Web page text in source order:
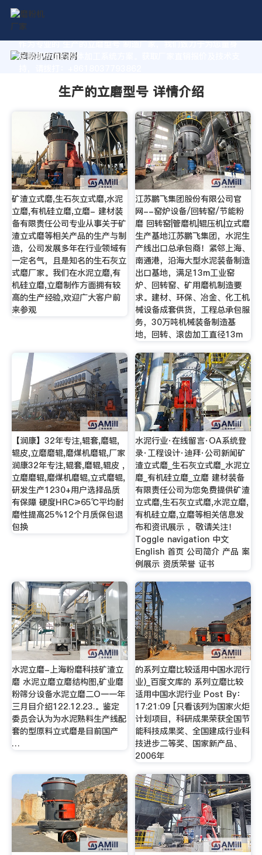
作为专业的 生产的立磨型号 制造厂家，我们致力于为您量身
定制高价值的粉体加工系统方案。获取厂家直销报价及技术支
生产的立磨型号 详情介绍
矿渣立式磨,生石灰立式磨,水泥
立磨,有机硅立磨,立磨- 建材装
备有限责任公司专业从事关于矿
渣立式磨等相关产品的生产与制
造，公司发展多年在行业领域有
一定名气，且是知名的生石灰立
式磨厂家。我们在水泥立磨,有
机硅立磨,立磨制作方面拥有较
高的生产经验,欢迎广大客户前
来参观
江苏鹏飞集团股份有限公司官
网--窑炉设备/回转窑/节能粉
磨 回转窑|管磨机|辊压机|立式磨
生产基地江苏鹏飞集团，水泥生
产线出口总承包商！紧邻上海、
南通港，沿海大型水泥装备制造
出口基地，满足13m工业窑
炉、回转窑、矿用磨机制造要
求。建材、环保、冶金、化工机
械设备成套供货，工程总承包服
务，30万吨机械装备制造基
地，回转、滚齿加工直径13m
【润康】32年专注,辊套,磨辊,
辊皮,立磨磨辊,磨煤机磨辊,厂家
润康32年专注,辊套,磨辊,辊皮 ,
立磨磨辊,磨煤机磨辊,立式磨辊,
研发生产1230+用户选择品质
有保障 硬度HRC≥65℃平均耐
磨性提高25%12个月质保包退
包换
水泥行业·在线留言·OA系统登
录·工程设计·迪拜·公司新闻矿
渣立式磨_生石灰立式磨_水泥立
磨_有机硅立磨_立磨 建材装备
有限责任公司为您免费提供矿渣
立式磨,生石灰立式磨,水泥立磨,
有机硅立磨,立磨等相关信息发
布和资讯展示 ，敬请关注！
Toggle navigation 中文
English 首页 公司简介 产品 案
例展示 资质荣誉 证书
水泥立磨-上海粉磨科技矿渣立
磨 水泥立磨立磨结构图,矿业磨
粉筛分设备水泥立磨二O一一年
三月目介绍122.12.23.。鉴定
委员会认为为水泥熟料生产线配
套的型原料立式磨是目前国产
…
的系列立磨比较适用中国水泥行
业)_百度文库的 系列立磨比较
适用中国水泥行业 Post By：
17:21:09 [只看该列为国家火炬
计划项目，科研成果荣获全国节
能科技成果奖、全国建成行业科
技进步二等奖、国家新产品、
2006年